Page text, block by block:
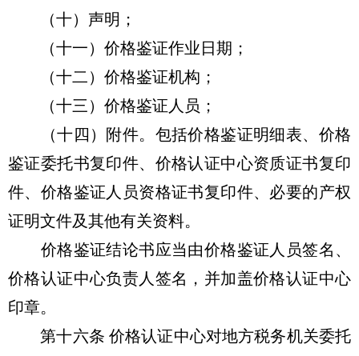
（十）声明；
（十一）价格鉴证作业日期；
（十二）价格鉴证机构；
（十三）价格鉴证人员；
（十四）附件。包括价格鉴证明细表、价格
鉴证委托书复印件、价格认证中心资质证书复印
件、价格鉴证人员资格证书复印件、必要的产权
证明文件及其他有关资料。
价格鉴证结论书应当由价格鉴证人员签名、
价格认证中心负责人签名，并加盖价格认证中心
印章。
第十六条 价格认证中心对地方税务机关委托